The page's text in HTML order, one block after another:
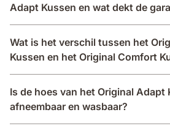
Adapt Kussen en wat dekt de
Wat is het verschil tussen het
Kussen en het Original Comfort
Is de hoes van het Original Adapt
afneembaar en wasbaar?